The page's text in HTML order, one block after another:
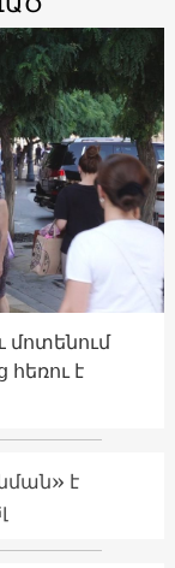
մոտենում
հեռու է
է